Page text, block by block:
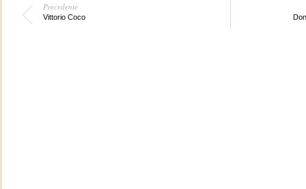
Precedente
Vittorio Coco